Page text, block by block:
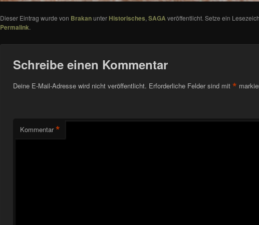
Dieser Eintrag wurde von Brakanunter Historisches,SAGAveröffentlicht. Setze ein
Permalink.
Schreibe einen Kommentar
Deine E-Mail-Adresse wird nicht veröffentlicht. Erforderliche Felder sind mit *
Kommentar *